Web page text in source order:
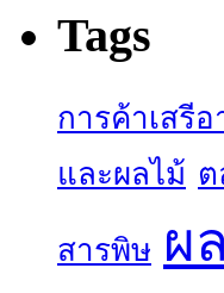
Tags
การค้าเสรี
และผลไม้
สารพิษ ผ